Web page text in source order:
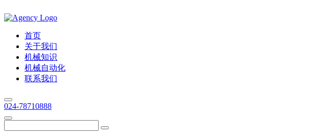
首页
关于我们
机械知识
机械自动化
联系我们
024-78710888